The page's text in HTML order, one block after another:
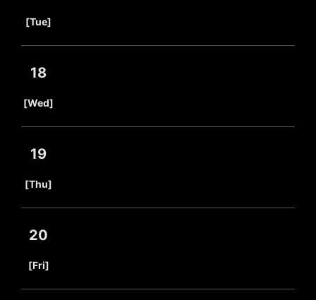
[Tue]
18
[Wed]
19
[Thu]
20
[Fri]